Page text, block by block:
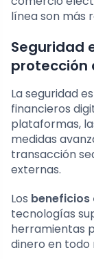
línea son más
Seguridad
protección
La seguridad
financieros
plataformas,
medidas
transacción
externas.
Los beneficios
tecnologías
herramientas
dinero en todo